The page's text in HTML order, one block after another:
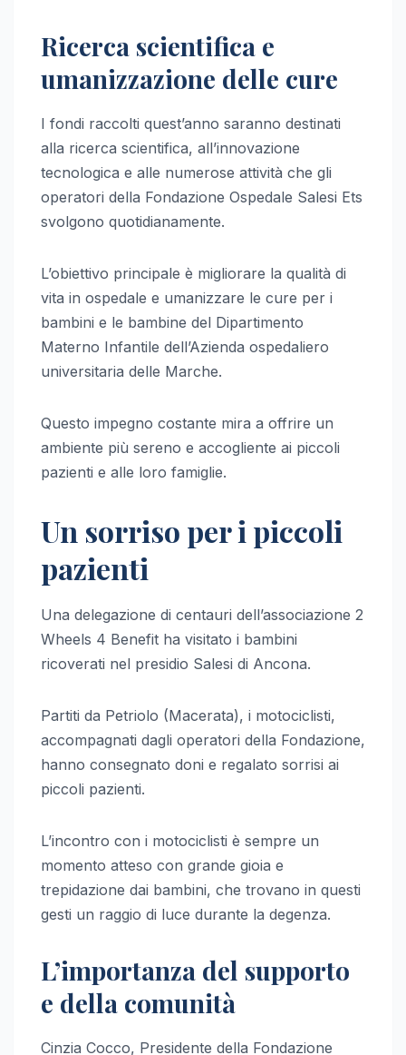
Ricerca scientifica e
umanizzazione delle cure
I fondi raccolti quest’anno saranno destinati
alla ricerca scientifica, all’innovazione
tecnologica e alle numerose attività che gli
operatori della Fondazione Ospedale Salesi Ets
svolgono quotidianamente.
L’obiettivo principale è migliorare la qualità di
vita in ospedale e umanizzare le cure per i
bambini e le bambine del Dipartimento
Materno Infantile dell’Azienda ospedaliero
universitaria delle Marche.
Questo impegno costante mira a offrire un
ambiente più sereno e accogliente ai piccoli
pazienti e alle loro famiglie.
Un sorriso per i piccoli
pazienti
Una delegazione di centauri dell’associazione 2
Wheels 4 Benefit ha visitato i bambini
ricoverati nel presidio Salesi di Ancona.
Partiti da Petriolo (Macerata), i motociclisti,
accompagnati dagli operatori della Fondazione,
hanno consegnato doni e regalato sorrisi ai
piccoli pazienti.
L’incontro con i motociclisti è sempre un
momento atteso con grande gioia e
trepidazione dai bambini, che trovano in questi
gesti un raggio di luce durante la degenza.
L’importanza del supporto
e della comunità
Cinzia Cocco, Presidente della Fondazione